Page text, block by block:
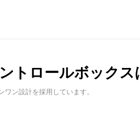
トロールボックス
ン設計を採用しています。